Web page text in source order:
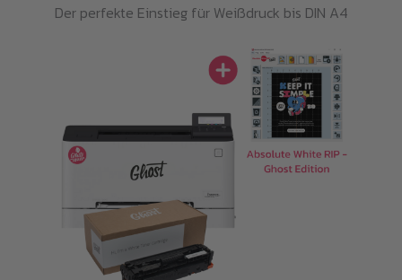
Der perfekte Einstieg für Weißdruck bis DIN A4